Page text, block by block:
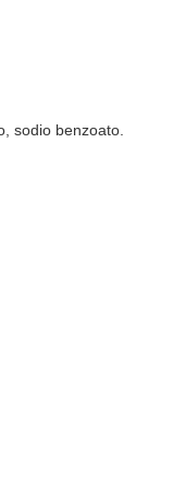
sodio benzoato.